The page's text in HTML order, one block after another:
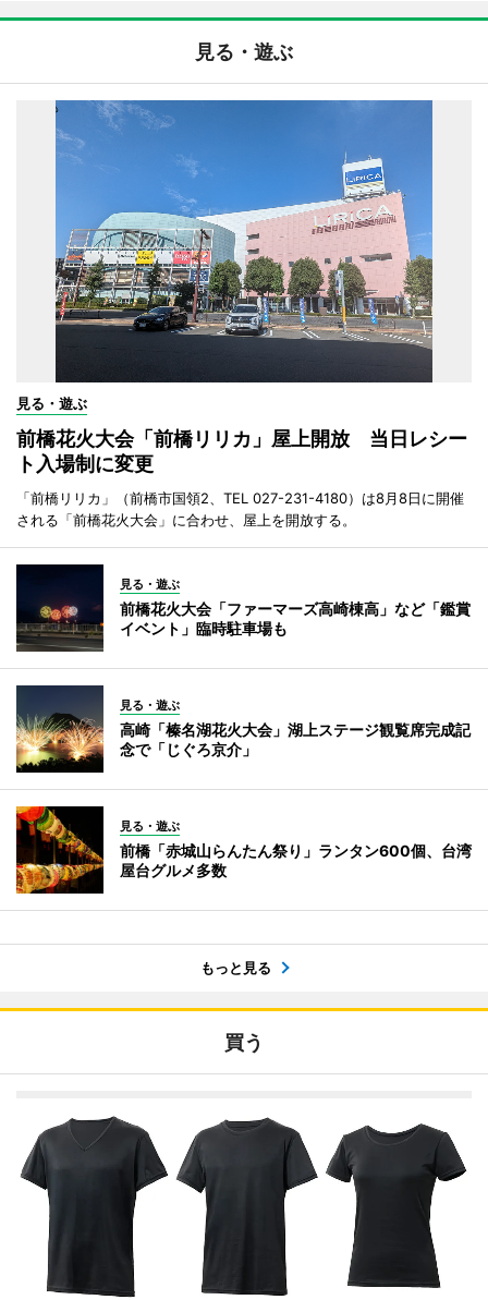
見る・遊ぶ
見る・遊ぶ
前橋花火大会「前橋リリカ」屋上開放 当日レシー
ト入場制に変更
「前橋リリカ」（前橋市国領2、TEL 027-231-4180）は8月8日に開催
される「前橋花火大会」に合わせ、屋上を開放する。
見る・遊ぶ
前橋花火大会「ファーマーズ高崎棟高」など「鑑賞
イベント」臨時駐車場も
見る・遊ぶ
高崎「榛名湖花火大会」湖上ステージ観覧席完成記
念で「じぐろ京介」
見る・遊ぶ
前橋「赤城山らんたん祭り」ランタン600個、台湾
屋台グルメ多数
もっと見る
買う